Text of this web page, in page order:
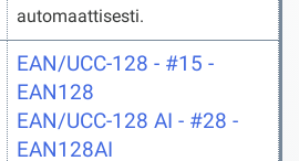
automaattisesti.
EAN/UCC-128 - #15 -
EAN128
EAN/UCC-128 AI - #28 -
EAN128AI